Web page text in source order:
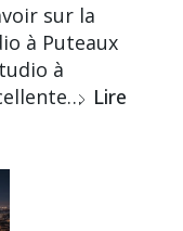
sur la
à Puteaux
à
Lire